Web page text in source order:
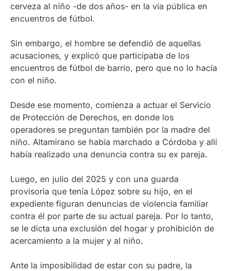
cerveza al niño -de dos años- en la vía pública en
encuentros de fútbol.
Sin embargo, el hombre se defendió de aquellas
acusaciones, y explicó que participaba de los
encuentros de fútbol de barrio, pero que no lo hacía
con el niño.
Desde ese momento, comienza a actuar el Servicio
de Protección de Derechos, en donde los
operadores se preguntan también por la madre del
niño. Altamirano se había marchado a Córdoba y allí
había realizado una denuncia contra su ex pareja.
Luego, en julio del 2025 y con una guarda
provisoria que tenía López sobre su hijo, en el
expediente figuran denuncias de violencia familiar
contra él por parte de su actual pareja. Por lo tanto,
se le dicta una exclusión del hogar y prohibición de
acercamiento a la mujer y al niño.
Ante la imposibilidad de estar con su padre, la